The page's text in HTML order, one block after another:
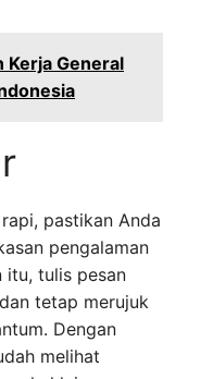
Kerja General
pastikan Anda
pengalaman
itu, tulis pesan
tetap merujuk
Dengan
melihat